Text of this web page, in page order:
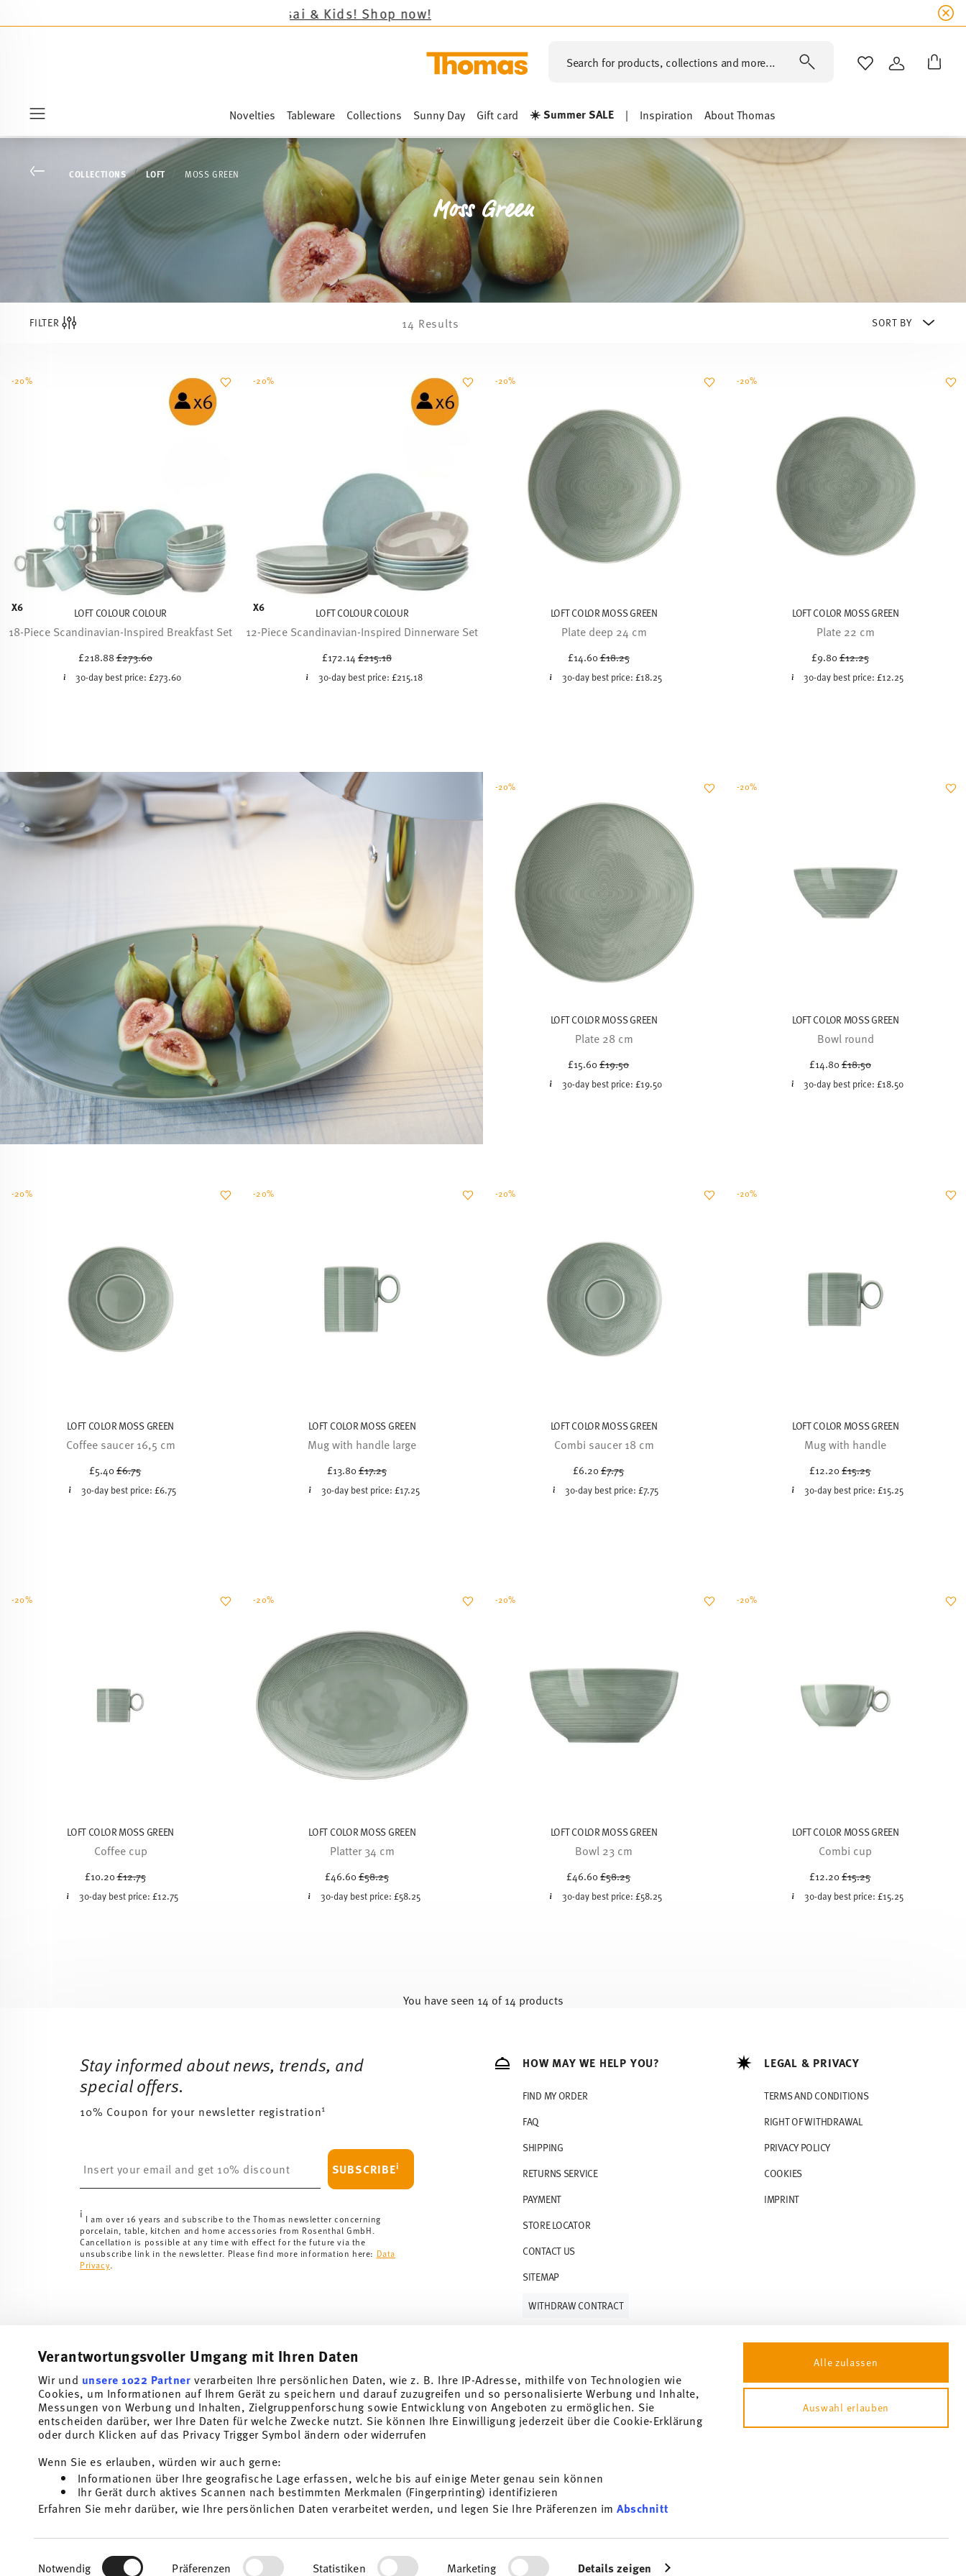
Verantwortungsvoller Umgang mit Ihren Daten
Wir und unsere 1022 Partner verarbeiten Ihre persönlichen Daten, wie z. B. Ihre IP-Adresse, mithilfe von Technologien wie
Cookies, um Informationen auf Ihrem Gerät zu speichern und darauf zuzugreifen und so personalisierte Werbung und Inhalte,
Messungen von Werbung und Inhalten, Zielgruppenforschung sowie Entwicklung von Angeboten zu ermöglichen. Sie
entscheiden darüber, wer Ihre Daten für welche Zwecke nutzt. Sie können Ihre Einwilligung jederzeit über die Cookie-Erklärung
oder durch Klicken auf das Privacy Trigger Symbol ändern oder widerrufen
Wenn Sie es erlauben, würden wir auch gerne:
Informationen über Ihre geografische Lage erfassen, welche bis auf einige Meter genau sein können
Ihr Gerät durch aktives Scannen nach bestimmten Merkmalen (Fingerprinting) identifizieren
Erfahren Sie mehr darüber, wie Ihre persönlichen Daten verarbeitet werden, und legen Sie Ihre Präferenzen im Abschnitt
die Zugriffe auf unsere Website zu analysieren. Außerdem geben wir Informationen zu Ihrer Verwendung unserer Website an
Einwilligungsauswahl
Notwendig Präferenzen Statistiken Marketing Details zeigen
Alle zulassen
Auswahl erlauben
Search for products, collections and more... WISHLISTLOGIN
Novelties Tableware Collections Sunny Day Gift card ☀️ Summer SALE | Inspiration About Thomas
Go backCOLLECTIONS LOFT MOSS GREEN
Moss Green
FILTER 14 Results
X6 LOFT COLOUR COLOUR
18-Piece Scandinavian-Inspired Breakfast Set
£218.88Price reduced from
£273.60
30-day best price:£273.60
-20%
X6 LOFT COLOUR COLOUR
12-Piece Scandinavian-Inspired Dinnerware Set
£172.14Price reduced from
£215.18to
30-day best price: £215.18
-20%
LOFT COLOR MOSS GREEN
Plate deep 24 cm
£14.60Price reduced from
£18.25
30-day best price: £18.25
-20%
LOFT COLOR MOSS GREEN
Plate 22 cm
£9.80Price reduced from
£12.25
30-day best price:£12.25
-20%
LOFT COLOR MOSS GREEN
Plate 28 cm
£15.60Price reduced from
£19.50
30-day best price: £19.50
-20%
LOFT COLOR MOSS GREEN
Bowl round
£14.80Price reduced from
£18.50
30-day best price:£18.50
-20%
LOFT COLOR MOSS GREEN
Coffee saucer 16,5 cm
£5.40Price reduced from
£6.75
30-day best price: £6.75
-20%
LOFT COLOR MOSS GREEN
Mug with handle large
£13.80Price reduced from
£17.25
30-day best price: £17.25
-20%
LOFT COLOR MOSS GREEN
Combi saucer 18 cm
£6.20Price reduced from
£7.75
30-day best price:£7.75
-20%
LOFT COLOR MOSS GREEN
Mug with handle
£12.20Price reduced from
£15.25
30-day best price: £15.25
-20%
LOFT COLOR MOSS GREEN
Coffee cup
£10.20Price reduced from
£12.75
30-day best price: £12.75
-20%
LOFT COLOR MOSS GREEN
Platter 34 cm
£46.60Price reduced from
£58.25
30-day best price: £58.25
-20%
LOFT COLOR MOSS GREEN
Bowl 23 cm
£46.60Price reduced from
£58.25
30-day best price: £58.25
-20%
LOFT COLOR MOSS GREEN
Combi cup
£12.20Price reduced from
£15.25
30-day best price: £15.25
-20%
You have seen 14 of 14 products
Stay informed about news, trends, and
special offers.
10% Coupon for your newsletter registration1
SUBSCRIBEi
i I am over 16 years and subscribe to the Thomas newsletter concerning
porcelain, table, kitchen and home accessories from Rosenthal GmbH.
Cancellation is possible at any time with effect for the future via the
unsubscribe link in the newsletter. Please find more information here: Data
Privacy
HOW MAY WE HELP YOU?
FIND MY ORDER
FAQ
SHIPPING
RETURNS SERVICE
PAYMENT
STORE LOCATOR
CONTACT US
SITEMAP
LEGAL & PRIVACY
TERMS AND CONDITIONS
RIGHT OF WITHDRAWAL
PRIVACY POLICY
COOKIES
IMPRINT
WITHDRAW CONTRACT
Follow us on
Beauty & functionality for your home
Homepage General terms and conditions Privacy policy Imprint Change cookie consent
*All prices incl. VAT and plusshipping costs.
© 2025 Rosenthal GmbH. All rights reserved
Subscribe to our newsletter and receive a 10% discount!
Stay informed about news, trends, and special offers.
Insert your email to register for the newsletters
SUBSCRIBEi